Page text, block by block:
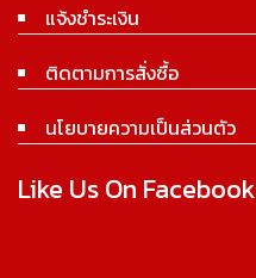
แจ้งชำระเงิน
ติดตามการสั่งซื้อ
นโยบายความเป็นส่วนตัว
Like Us On Facebook